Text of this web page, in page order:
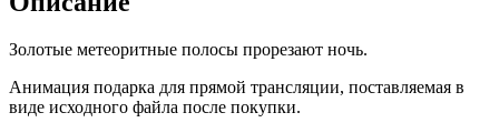
Золотые метеоритные полосы прорезают ночь.
Анимация подарка для прямой трансляции, поставляемая в
виде исходного файла после покупки.